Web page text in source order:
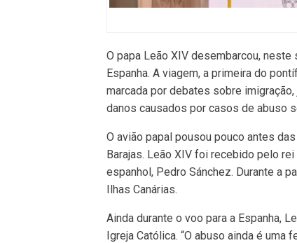
O papa Leão XIV desembarcou,
Espanha. A viagem, a primeira do
marcada por debates sobre
danos causados por casos de abuso
O avião papal pousou pouco antes
Barajas. Leão XIV foi recebido pelo
espanhol, Pedro Sánchez. Durante a
Ilhas Canárias.
Ainda durante o voo para a Espanha,
Igreja Católica. “O abuso ainda é uma